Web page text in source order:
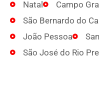
Natal
Campo
São Bernardo do
João Pessoa
São José do Rio